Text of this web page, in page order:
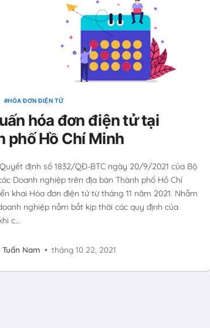
HÓA ĐƠN ĐIỆN TỬ
hóa đơn điện tử tại
phố Hồ Chí Minh
định số 1832/QĐ-BTC ngày 20/9/2021 của Bộ
Doanh nghiệp trên địa bàn Thành phố Hồ Chí
khai Hóa đơn điện tử từ tháng 11 năm 2021. Nhằm
nghiệp nắm bắt kịp thời các quy định của
c…
Tuấn Nam • tháng 10 22, 2021